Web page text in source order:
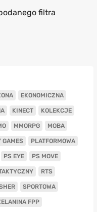
filtra
EKONOMICZNA
KINECT KOLEKCJE
MMORPG MOBA
GAMES PLATFORMOWA
PS EYE PS MOVE
RTS
SPORTOWA
FPP